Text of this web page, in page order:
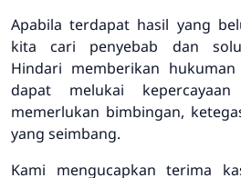
Apabila terdapat hasil yang
kita cari penyebab dan
Hindari memberikan
dapat melukai
memerlukan bimbingan,
yang seimbang.
Kami mengucapkan terima